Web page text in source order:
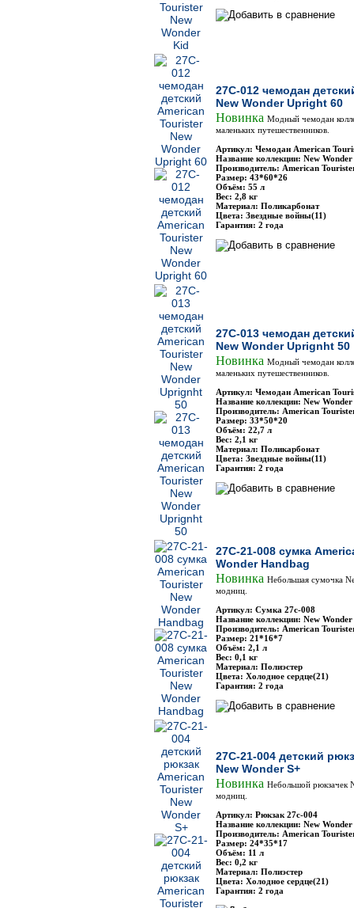
27C-012 чемодан
New Wonder Upright 60
Новинка Модный чемодан
маленьких путешественников.
Артикул: Чемодан American
Название коллекции: New
Производитель: American
Размер: 43*60*26
Объём: 55 л
Вес: 2,8 кг
Материал: Поликарбонат
Цвета: Звездные войны(11)
Гарантия: 2 года
27C-013 чемодан
New Wonder Uprignht 50
Новинка Модный чемодан
маленьких путешественников.
Артикул: Чемодан American
Название коллекции: New
Производитель: American
Размер: 33*50*20
Объём: 22,7 л
Вес: 2,1 кг
Материал: Поликарбонат
Цвета: Звездные войны(11)
Гарантия: 2 года
27C-21-008 сумка
Wonder Handbag
Новинка Небольшая сумочка
модниц.
Артикул: Сумка 27с-008
Название коллекции: New
Производитель: American
Размер: 21*16*7
Объём: 2,1 л
Вес: 0,1 кг
Материал: Полиэстер
Цвета: Холодное сердце(21)
Гарантия: 2 года
27C-21-004 детский
New Wonder S+
Новинка Небольшой рюкзачек
модниц.
Артикул: Рюкзак 27с-004
Название коллекции: New
Производитель: American
Размер: 24*35*17
Объём: 11 л
Вес: 0,2 кг
Материал: Полиэстер
Цвета: Холодное сердце(21)
Гарантия: 2 года